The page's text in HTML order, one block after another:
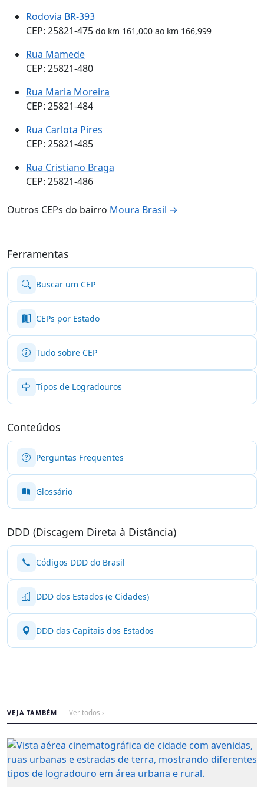
Rodovia BR-393
CEP: 25821-475 do km 161,000 ao km 166,999
Rua Mamede
CEP: 25821-480
Rua Maria Moreira
CEP: 25821-484
Rua Carlota Pires
CEP: 25821-485
Rua Cristiano Braga
CEP: 25821-486
Outros CEPs do bairro Moura Brasil →
Ferramentas
Buscar um CEP
CEPs por Estado
Tudo sobre CEP
Tipos de Logradouros
Conteúdos
Perguntas Frequentes
Glossário
DDD (Discagem Direta à Distância)
Códigos DDD do Brasil
DDD dos Estados (e Cidades)
DDD das Capitais dos Estados
VEJA TAMBÉM Ver todos ›